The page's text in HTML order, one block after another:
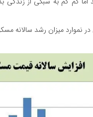
نموارد میزان رشد سالانه